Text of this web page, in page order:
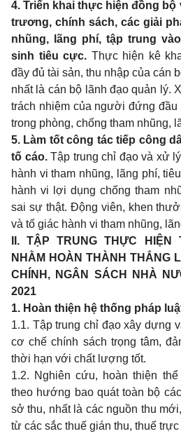
4. Triển khai thực hiện đồng bộ
trương, chính sách, các giải
nhũng, lãng phí, tập trung
sinh tiêu cực. Thực hiện kê
đầy đủ tài sản, thu nhập của cán
nhất là cán bộ lãnh đạo quản lý.
trách nhiệm của người đứng
trong phòng, chống tham nhũng,
5. Làm tốt công tác tiếp công
tố cáo.Tập trung chỉ đạo và xử
hành vi tham nhũng, lãng phí,
hành vi lợi dụng chống tham
sai sự thật. Động viên, khen
và tố giác hành vi tham nhũng,
II. TẬP TRUNG THỰC HIỆN
NHẰM HOÀN THÀNH THẮNG
CHÍNH, NGÂN SÁCH NHÀ
2021
1. Hoàn thiện hệ thống pháp
1.1. Tập trung chỉ đạo xây dựng
cơ chế chính sách trọng tâm,
thời hạn với chất lượng tốt.
1.2. Nghiên cứu, hoàn thiện
theo hướng bao quát toàn bộ
sở thu, nhất là các nguồn thu
từ các sắc thuế gián thu, thuế